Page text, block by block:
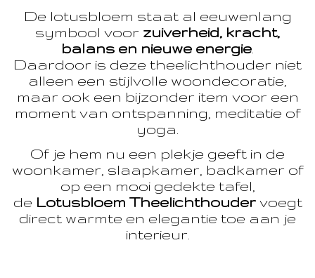
De lotusbloem staat al eeuwenlang
symbool voor zuiverheid, kracht,
balans en nieuwe energie
Daardoor is deze theelichthouder niet
alleen een stijlvolle woondecoratie,
maar ook een bijzonder item voor een
moment van ontspanning, meditatie of
yoga.
Of je hem nu een plekje geeft in de
woonkamer, slaapkamer, badkamer of
op een mooi gedekte tafel,
de Lotusbloem Theelichthoudervoegt
direct warmte en elegantie toe aan je
interieur.